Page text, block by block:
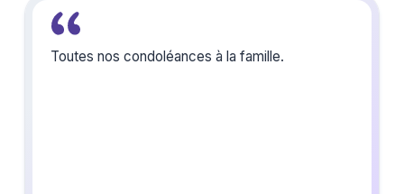
Toutes nos condoléances à la famille.